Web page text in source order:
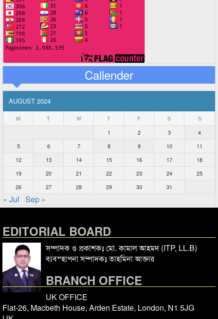
Callender
AUGUST 2024
M T W T F S S
1 2 3
4
5
6 7 8 9 10
11
12
13 14 15 16 17
18
19
20 21 22 23 24
25
26
27 28 29 30 31
« Jul Sep »
EDITORIAL BOARD
সম্পাদক ও প্রকাশকঃ মো. কামাল আহমদ (ITP, LL.B)
ব্যবস্হাপনা সম্পাদকঃ তাহমিনা আক্তার
BRANCH OFFICE
UK OFFICE
Flat-26, Macbeth House, Arden Estate, London, N1 5JG